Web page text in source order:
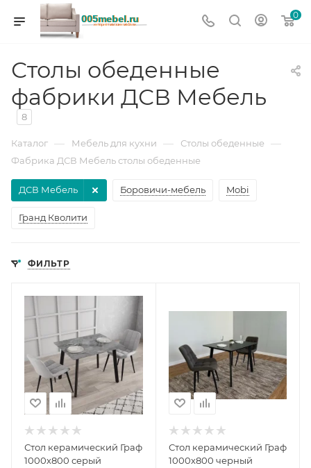
0
Столы обеденные
фабрики ДСВ Мебель
8
Каталог — Мебель для кухни — Столы обеденные —
Фабрика ДСВ Мебель столы обеденные
Боровичи-мебель Mobi
Гранд Кволити
ДСВ Мебель
ФИЛЬТР
Стол керамический Граф
1000х800 серый
Стол керамический Граф
1000х800 черный